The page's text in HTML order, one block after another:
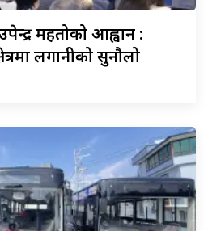
महतोको आह्वान :
लगानीको सुनौलो